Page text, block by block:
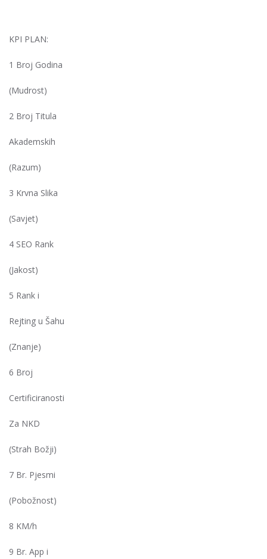
KPI PLAN:
1 Broj Godina
(Mudrost)
2 Broj Titula
Akademskih
(Razum)
3 Krvna Slika
(Savjet)
4 SEO Rank
(Jakost)
5 Rank i
Rejting u Šahu
(Znanje)
6 Broj
Certificiranosti
Za NKD
(Strah Božji)
7 Br. Pjesmi
(Pobožnost)
8 KM/h
9 Br. App i